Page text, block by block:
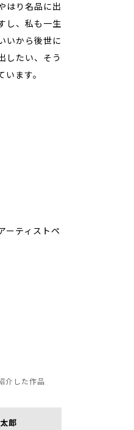
はり名品に出
し、私も一生
いから後世に
したい、そう
ます。
ーティストペ
介した作品
郎